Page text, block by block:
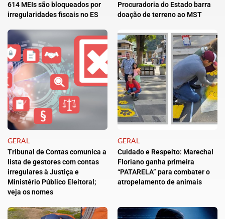
614 MEIs são bloqueados por
irregularidades fiscais no ES
Procuradoria do Estado barra
doação de terreno ao MST
GERAL
Tribunal de Contas comunica a
lista de gestores com contas
irregulares à Justiça e
Ministério Público Eleitoral;
veja os nomes
GERAL
Cuidado e Respeito: Marechal
Floriano ganha primeira
“PATARELA” para combater o
atropelamento de animais